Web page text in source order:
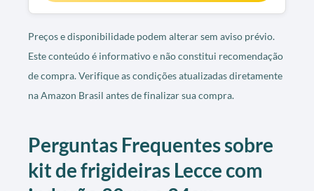
Preços e disponibilidade podem alterar sem aviso prévio.
Este conteúdo é informativo e não constitui recomendação
de compra. Verifique as condições atualizadas diretamente
na Amazon Brasil antes de finalizar sua compra.
Perguntas Frequentes sobre
kit de frigideiras Lecce com